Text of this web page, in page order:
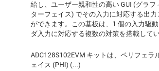
給し、ユーザー親和性の高い GUI (グラフ
ターフェイス) でその入力に対応する出
ができます。この基板は、1 個の入力駆
ダ入力に対応する複数の対策を搭載してい
ADC128S102EVM キットは、ペリフェラ
ェイス (PHI) (...)